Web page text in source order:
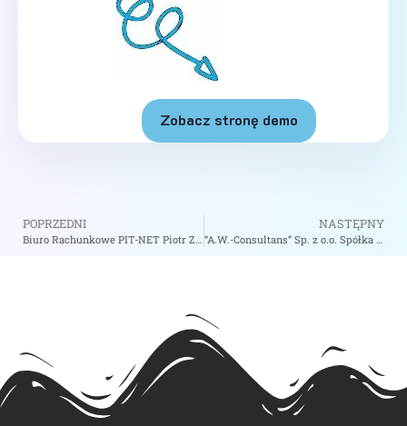
Zobacz stronę demo
POPRZEDNI
Biuro Rachunkowe PIT-NET Piotr Zając – zobacz na biizii.com
NASTĘPNY
“A.W.-Consultans” Sp. z o.o. Spółka Doradztwo Podatkowego – zobacz na biizii.com